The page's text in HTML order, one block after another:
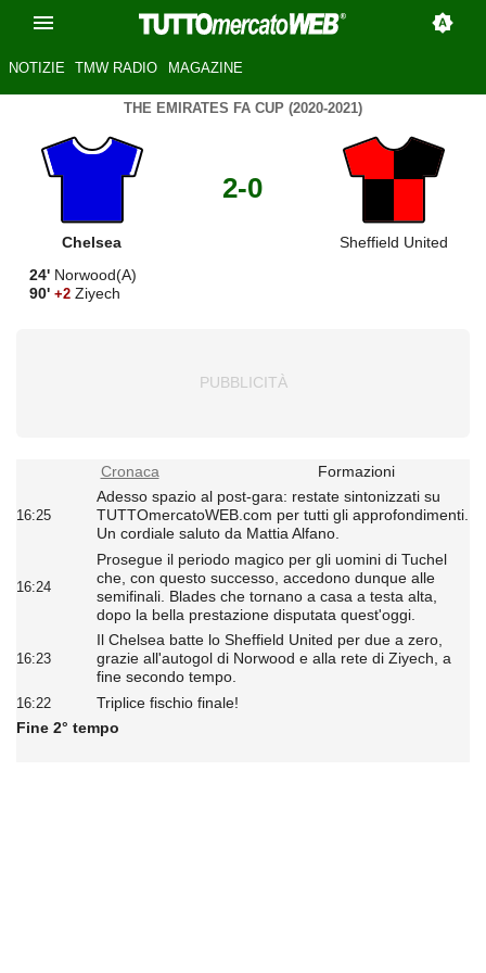
NOTIZIE TMW RADIO MAGAZINE
THE EMIRATES FA CUP (2020-2021)
Chelsea
2-0
Sheffield United
24' Norwood(A)
90' +2 Ziyech
Cronaca Formazioni
16:25
Adesso spazio al post-gara: restate sintonizzati su
TUTTOmercatoWEB.com per tutti gli approfondimenti.
Un cordiale saluto da Mattia Alfano.
16:24
Prosegue il periodo magico per gli uomini di Tuchel
che, con questo successo, accedono dunque alle
semifinali. Blades che tornano a casa a testa alta,
dopo la bella prestazione disputata quest'oggi.
16:23
Il Chelsea batte lo Sheffield United per due a zero,
grazie all'autogol di Norwood e alla rete di Ziyech, a
fine secondo tempo.
16:22
Triplice fischio finale!
Fine 2° tempo